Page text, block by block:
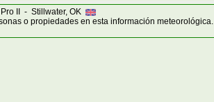
II - Stillwater, OK
o propiedades en esta información meteorológica.